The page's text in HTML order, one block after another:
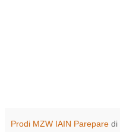
Prodi MZW IAIN Parepare di